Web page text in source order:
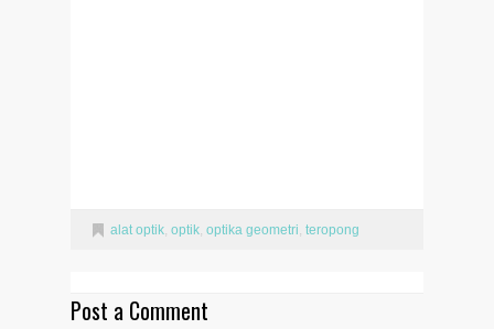
alat optik, optik, optika geometri, teropong
Post a Comment